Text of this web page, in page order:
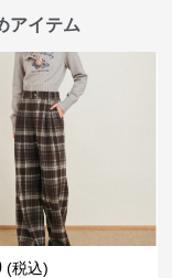
アイテム
(税込)